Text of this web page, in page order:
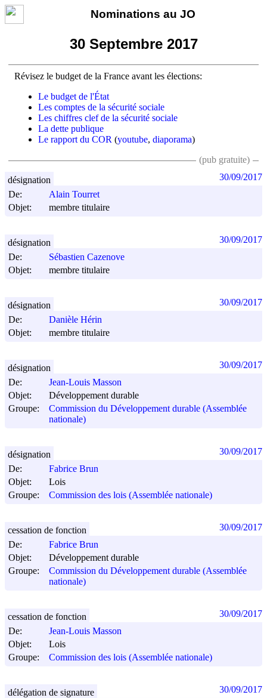
Nominations au JO
30 Septembre 2017
Révisez le budget de la France avant les élections:
Le budget de l'État
Les comptes de la sécurité sociale
Les chiffres clef de la sécurité sociale
La dette publique
Le rapport du COR (youtube, diaporama)
(pub gratuite)
De:
Alain Tourret
Objet:
membre titulaire
désignation 30/09/2017
De:
Sébastien Cazenove
Objet:
membre titulaire
désignation 30/09/2017
De:
Danièle Hérin
Objet:
membre titulaire
désignation 30/09/2017
De:
Jean-Louis Masson
Objet:
Développement durable
Groupe:
Commission du Développement durable (Assemblée
nationale)
désignation 30/09/2017
De:
Fabrice Brun
Objet:
Lois
Groupe:
Commission des lois (Assemblée nationale)
désignation 30/09/2017
De:
Fabrice Brun
Objet:
Développement durable
Groupe:
Commission du Développement durable (Assemblée
nationale)
cessation de fonction 30/09/2017
De:
Jean-Louis Masson
Objet:
Lois
Groupe:
Commission des lois (Assemblée nationale)
cessation de fonction 30/09/2017
délégation de signature 30/09/2017